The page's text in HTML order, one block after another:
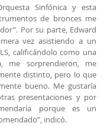
Sinfónica y esta
de bronces me
Por su parte, Edward
vez asistiendo a un
calificándolo como una
me sorprendieron, me
distinto, pero lo que
bueno. Me gustaría
presentaciones y por
porque es un
indicó.